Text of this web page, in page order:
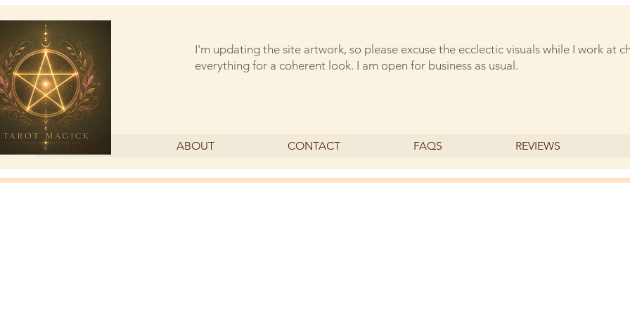
I'm updating the site artwork, so please excuse the ecclectic visuals while I work at
everything for a coherent look. I am open for business as usual.
HOME ABOUT CONTACT FAQS REVIEWS